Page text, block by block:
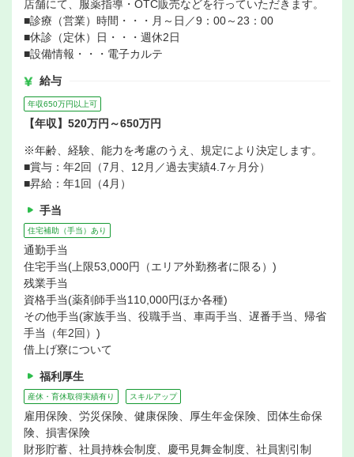
店舗にて、服薬指導・OTC販売などを行っていただきます。
■診療（営業）時間・・・月～日／9：00～23：00
■休診（定休）日・・・週休2日
■設備情報・・・電子カルテ
給与
年収650万円以上可
【年収】520万円～650万円
※年齢、経験、能力を考慮のうえ、規定により決定します。
■賞与：年2回（7月、12月／過去実績4.7ヶ月分）
■昇給：年1回（4月）
手当
住宅補助（手当）あり
通勤手当
住宅手当(上限53,000円（エリア外勤務者に限る）)
残業手当
資格手当(薬剤師手当110,000円ほか各種)
その他手当(家族手当、役職手当、車両手当、遅番手当、帰省
手当（年2回）)
借上げ寮について
福利厚生
産休・育休取得実績有り スキルアップ
雇用保険、労災保険、健康保険、厚生年金保険、団体生命保
険、損害保険
財形貯蓄、社員持株会制度、慶弔見舞金制度、社員割引制